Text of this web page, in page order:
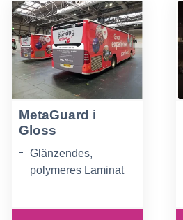
MetaGuard i
Gloss
Glänzendes,
polymeres Laminat
Absorber im Klebstoff